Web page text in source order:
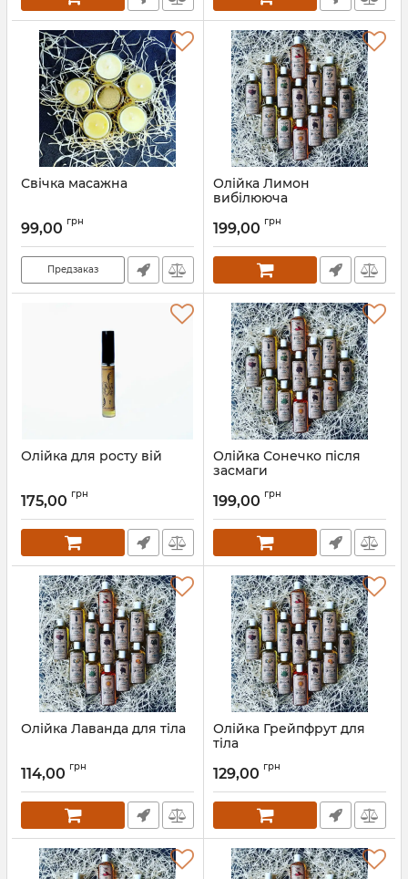
Свічка масажна
99,00 грн
Предзаказ
Олійка Лимон
вибілююча
199,00 грн
Олійка для росту вій
175,00 грн
Олійка Сонечко після
засмаги
199,00 грн
Олійка Лаванда для тіла
114,00 грн
Олійка Грейпфрут для
тіла
129,00 грн